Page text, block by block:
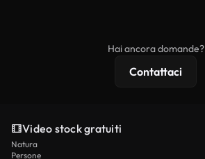
Hai ancora domande?
Contattaci
Video stock gratuiti
Natura
Persone